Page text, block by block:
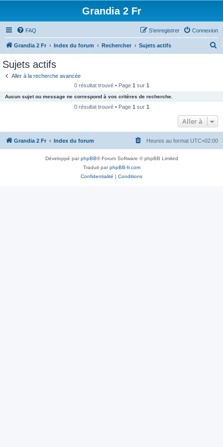
Grandia 2 Fr
FAQ Connexion
S’enregistrer
Grandia 2 Fr Index du forum Rechercher Sujets actifs
c
e
Sujets actifs
Aller à la recherche avancée
0 résultat trouvé • Page 1 sur 1
Aucun sujet ou message ne correspond à vos critères de recherche.
0 résultat trouvé • Page 1 sur 1
Aller à
Grandia 2 Fr Index du forum Heures au format UTC+02:00
Développé parphpBB® Forum Software © phpBB Limited
Traduit parphpBB-fr.com
Confidentialité | Conditions